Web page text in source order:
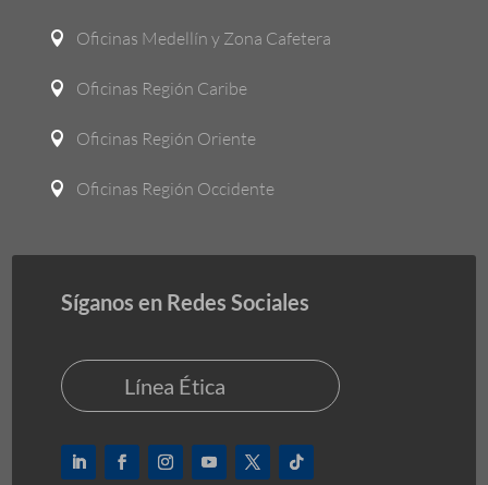
 Oficinas Medellín y Zona Cafetera
 Oficinas Región Caribe
 Oficinas Región Oriente
 Oficinas Región Occidente
Síganos en Redes Sociales
Línea Ética